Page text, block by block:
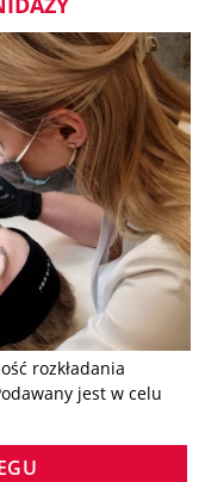
rozkładania
jest w celu